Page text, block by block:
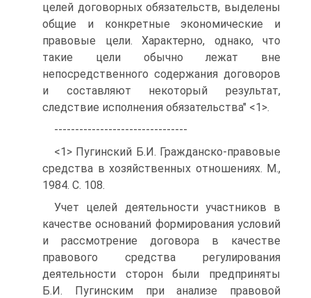
целей договорных обязательств, выделены
общие и конкретные экономические и
правовые цели. Характерно, однако, что
такие цели обычно лежат вне
непосредственного содержания договоров
и составляют некоторый результат,
следствие исполнения обязательства" <1>.
--------------------------------
<1> Пугинский Б.И. Гражданско-правовые
средства в хозяйственных отношениях. М.,
1984. С. 108.
Учет целей деятельности участников в
качестве оснований формирования условий
и рассмотрение договора в качестве
правового средства регулирования
деятельности сторон были предприняты
Б.И. Пугинским при анализе правовой